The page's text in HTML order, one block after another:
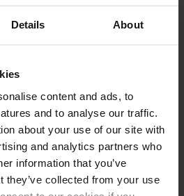
Details About
content and ads, to
and to analyse our traffic.
about your use of our site with
and analytics partners who
information that you’ve
they’ve collected from your use